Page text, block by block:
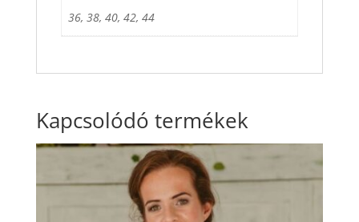
36, 38, 40, 42, 44
Kapcsolódó termékek